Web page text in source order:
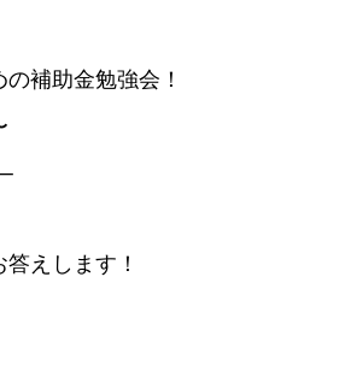
補助金勉強会！
えします！